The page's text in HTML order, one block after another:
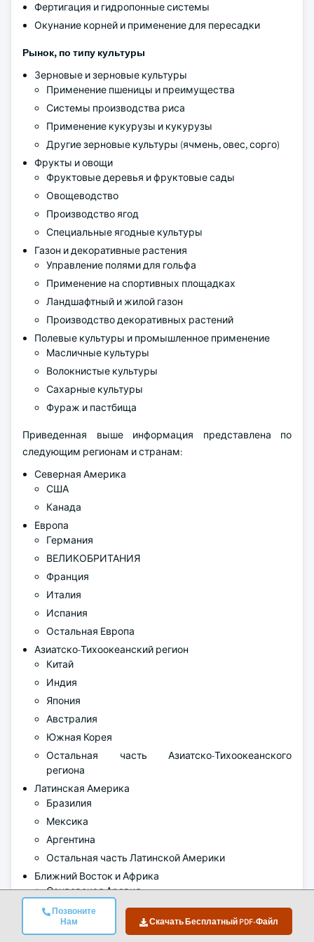
Позвоните
Нам
Скачать Бесплатный PDF-Файл
Фертигация и гидропонные системы
Окунание корней и применение для пересадки
Рынок, по типу культуры
Зерновые и зерновые культуры
Применение пшеницы и преимущества
Системы производства риса
Применение кукурузы и кукурузы
Другие зерновые культуры (ячмень, овес, сорго)
Фрукты и овощи
Фруктовые деревья и фруктовые сады
Овощеводство
Производство ягод
Специальные ягодные культуры
Газон и декоративные растения
Управление полями для гольфа
Применение на спортивных площадках
Ландшафтный и жилой газон
Производство декоративных растений
Полевые культуры и промышленное применение
Масличные культуры
Волокнистые культуры
Сахарные культуры
Фураж и пастбища
Приведенная выше информация представлена по
следующим регионам и странам:
Северная Америка
США
Канада
Европа
Германия
ВЕЛИКОБРИТАНИЯ
Франция
Италия
Испания
Остальная Европа
Азиатско-Тихоокеанский регион
Китай
Индия
Япония
Австралия
Южная Корея
Остальная часть Азиатско-Тихоокеанского
региона
Латинская Америка
Бразилия
Мексика
Аргентина
Остальная часть Латинской Америки
Ближний Восток и Африка
Саудовская Аравия
Южная Африка
ОАЭ